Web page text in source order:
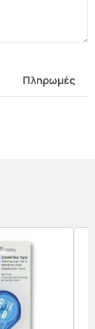
Πληρωμές